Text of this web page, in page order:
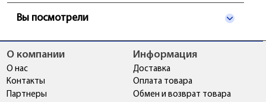
Вы посмотрели
О компании
О нас
Контакты
Партнеры
Информация
Доставка
Оплата товара
Обмен и возврат товара